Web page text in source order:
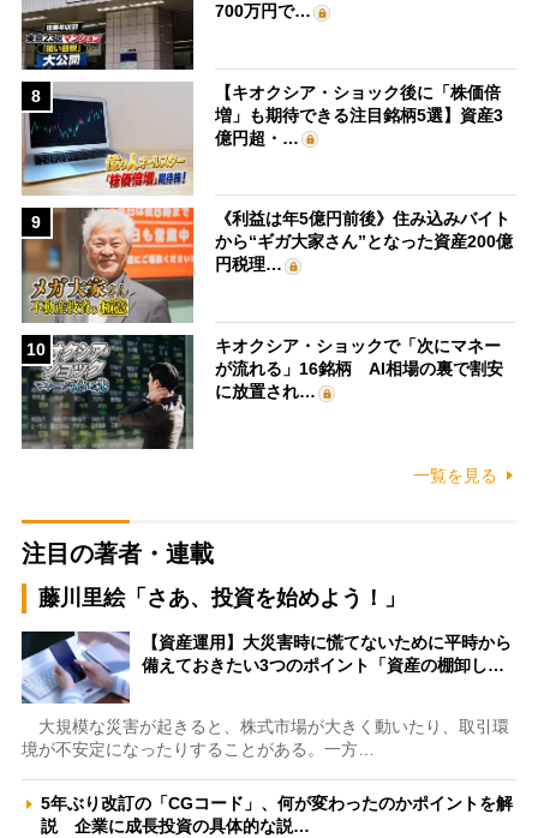
700万円で…
8
【キオクシア・ショック後に「株価倍
増」も期待できる注目銘柄5選】資産3
億円超・…
9
《利益は年5億円前後》住み込みバイト
から“ギガ大家さん”となった資産200億
円税理…
10
キオクシア・ショックで「次にマネー
が流れる」16銘柄 AI相場の裏で割安
に放置され…
一覧を見る
注目の著者・連載
藤川里絵「さあ、投資を始めよう！」
【資産運用】大災害時に慌てないために平時から
備えておきたい3つのポイント「資産の棚卸し…
大規模な災害が起きると、株式市場が大きく動いたり、取引環
境が不安定になったりすることがある。一方…
5年ぶり改訂の「CGコード」、何が変わったのかポイントを解
説 企業に成長投資の具体的な説…